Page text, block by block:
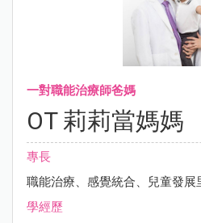
一對職能治療師爸媽
OT 莉莉當媽媽
專長
職能治療、感覺統合、兒童發展
學經歷